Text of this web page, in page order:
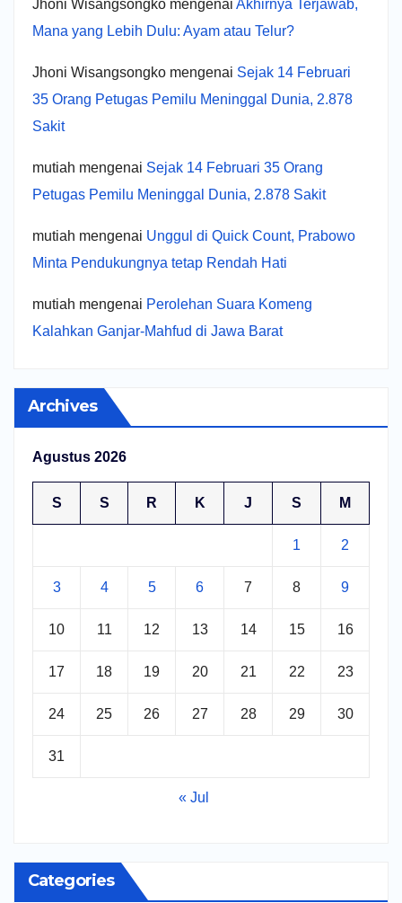
Jhoni Wisangsongko mengenai Akhirnya Terjawab,
Mana yang Lebih Dulu: Ayam atau Telur?
Jhoni Wisangsongko mengenai Sejak 14 Februari
35 Orang Petugas Pemilu Meninggal Dunia, 2.878
Sakit
mutiah mengenai Sejak 14 Februari 35 Orang
Petugas Pemilu Meninggal Dunia, 2.878 Sakit
mutiah mengenai Unggul di Quick Count, Prabowo
Minta Pendukungnya tetap Rendah Hati
mutiah mengenai Perolehan Suara Komeng
Kalahkan Ganjar-Mahfud di Jawa Barat
Archives
Agustus 2026
S S R K J S M
1 2
3 4 5 6 7 8 9
10 11 12 13 14 15 16
17 18 19 20 21 22 23
24 25 26 27 28 29 30
31
« Jul
Categories